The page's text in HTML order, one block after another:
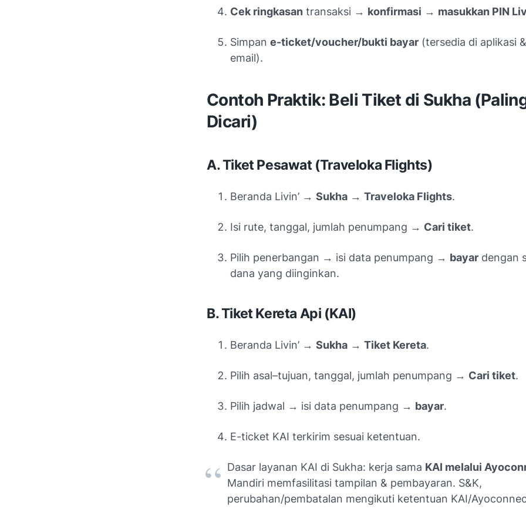
Cek ringkasan transaksi → konfirmasi → masukkan PIN
Simpan e-ticket/voucher/bukti bayar (tersedia di aplikasi
email).
Contoh Praktik: Beli Tiket di Sukha
Dicari)
A. Tiket Pesawat (Traveloka Flights)
Beranda Livin’ → Sukha → Traveloka Flights.
Isi rute, tanggal, jumlah penumpang → Cari tiket.
Pilih penerbangan → isi data penumpang → bayar dengan
dana yang diinginkan.
B. Tiket Kereta Api (KAI)
Beranda Livin’ → Sukha → Tiket Kereta.
Pilih asal–tujuan, tanggal, jumlah penumpang → Cari tiket.
Pilih jadwal → isi data penumpang → bayar.
E-ticket KAI terkirim sesuai ketentuan.
Dasar layanan KAI di Sukha: kerja sama KAI melalui
Mandiri memfasilitasi tampilan & pembayaran. S&K,
perubahan/pembatalan mengikuti ketentuan KAI/